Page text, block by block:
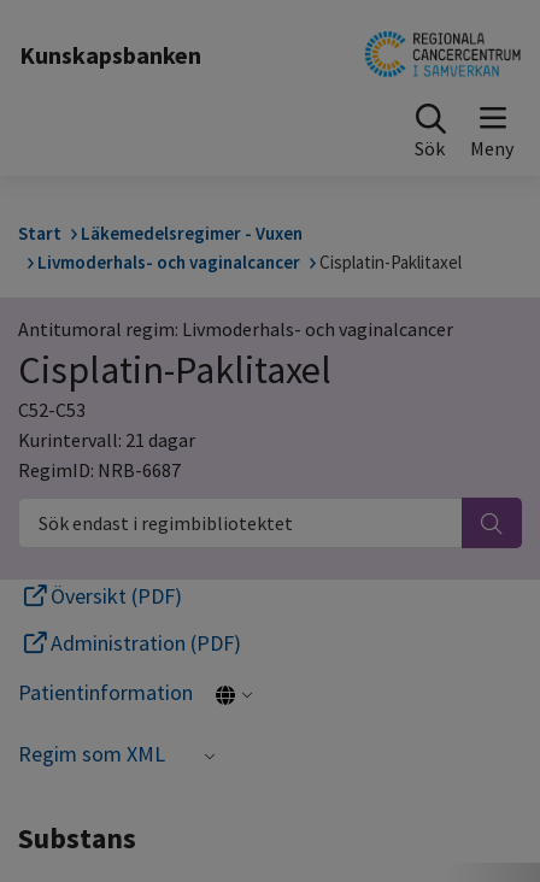
Kunskapsbanken
Sök
Start
Läkemedelsregimer - Vuxen
Livmoderhals- och vaginalcancer
Cisplatin-Paklitaxel
Antitumoral regim: Livmoderhals- och vaginalcancer
Cisplatin-Paklitaxel
C52-C53
Kurintervall: 21 dagar
RegimID: NRB-6687
Sök endast i regimbibliotektet
Översikt (PDF)
Administration (PDF)
Patientinformation
Regim som XML
Substans